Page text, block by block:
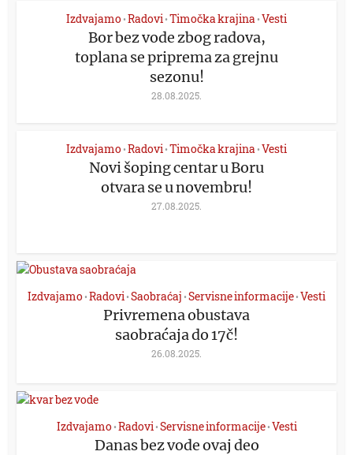
Izdvajamo•Radovi•Timočka krajina•Vesti
Bor bez vode zbog radova,
toplana se priprema za grejnu
sezonu!
28.08.2025.
Izdvajamo•Radovi•Timočka krajina•Vesti
Novi šoping centar u Boru
otvara se u novembru!
27.08.2025.
Izdvajamo•Radovi•Saobraćaj •Servisne informacije•Vesti
Privremena obustava
saobraćaja do 17č!
26.08.2025.
Izdvajamo •Radovi •Servisne informacije •Vesti
Danas bez vode ovaj deo